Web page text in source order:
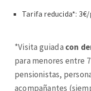
Tarifa reducida*:
*Visita guiada con
para menores entre
pensionistas,
acompañantes